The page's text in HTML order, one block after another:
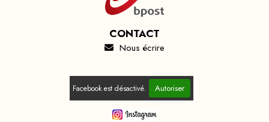
CONTACT
 Nous écrire
Facebook est désactivé. Autoriser